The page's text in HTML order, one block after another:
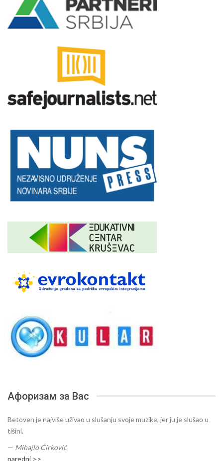
Афоризам за Вас
Betoven je najviše uživao u slušanju svoje muzike, jer ju je slušao u
tišini.
— Mihajlo Ćirković
naredni >>